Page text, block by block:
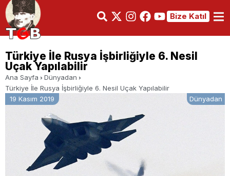
Bize Katıl
Türkiye İle Rusya İşbirliğiyle 6. Nesil
Uçak Yapılabilir
Ana Sayfa
Dünyadan
Türkiye İle Rusya İşbirliğiyle 6. Nesil Uçak Yapılabilir
19 Kasım 2019
Dünyadan